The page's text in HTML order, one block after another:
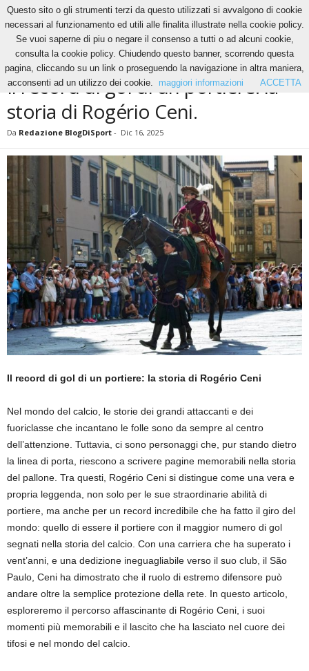
Calcio Il record di gol di un portiere: la storia di Rogério Ceni.
CALCIO ALTRI SPORT FOOTBALL AMERICANO
Il record di gol di un portiere: la
storia di Rogério Ceni.
Da Redazione BlogDiSport - Dic 16, 2025
Il record di gol di un portiere: la storia di Rogério Ceni
Nel mondo del calcio, le storie dei grandi attaccanti e dei
fuoriclasse che incantano le folle sono da sempre al centro
dell’attenzione. Tuttavia, ci sono personaggi che, pur stando dietro
la linea di porta, riescono a scrivere pagine memorabili nella storia
del pallone. Tra questi, Rogério Ceni si distingue come una vera e
propria leggenda, non solo per le sue straordinarie abilità di
portiere, ma anche per un record incredibile che ha fatto il giro del
mondo: quello di essere il portiere con il maggior numero di gol
segnati nella storia del calcio. Con una carriera che ha superato i
vent’anni, e una dedizione ineguagliabile verso il suo club, il São
Paulo, Ceni ha dimostrato che il ruolo di estremo difensore può
andare oltre la semplice protezione della rete. In questo articolo,
esploreremo il percorso affascinante di Rogério Ceni, i suoi
momenti più memorabili e il lascito che ha lasciato nel cuore dei
tifosi e nel mondo del calcio.
Questo sito o gli strumenti terzi da questo utilizzati si avvalgono di cookie
necessari al funzionamento ed utili alle finalita illustrate nella cookie policy.
Se vuoi saperne di piu o negare il consenso a tutti o ad alcuni cookie,
consulta la cookie policy. Chiudendo questo banner, scorrendo questa
pagina, cliccando su un link o proseguendo la navigazione in altra maniera,
acconsenti ad un utilizzo dei cookie.
maggiori informazioni ACCETTA